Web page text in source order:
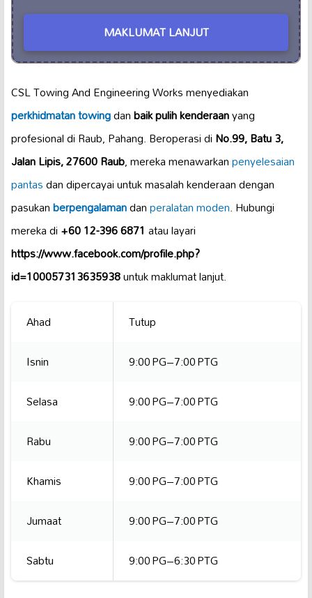
MAKLUMAT LANJUT
CSL Towing And Engineering Works menyediakan
perkhidmatan towingdanbaik pulih kenderaanyang
profesional di Raub, Pahang. Beroperasi diNo.99, Batu 3,
Jalan Lipis, 27600 Raub, mereka menawarkanpenyelesaian
pantasdan dipercayai untuk masalah kenderaan dengan
pasukanberpengalamandanperalatan moden. Hubungi
mereka di+60 12-396 6871 atau layari
https://www.facebook.com/profile.php?
id=100057313635938untuk maklumat lanjut.
Ahad
Tutup
Isnin
9:00 PG–7:00 PTG
Selasa
9:00 PG–7:00 PTG
Rabu
9:00 PG–7:00 PTG
Khamis
9:00 PG–7:00 PTG
Jumaat
9:00 PG–7:00 PTG
Sabtu
9:00 PG–6:30 PTG